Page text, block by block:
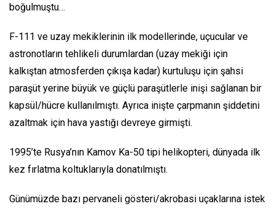
boğulmuştu…
F-111 ve uzay mekiklerinin ilk modellerinde, uçucular ve
astronotların tehlikeli durumlardan (uzay mekiği için
kalkıştan atmosferden çıkışa kadar) kurtuluşu için şahsi
paraşüt yerine büyük ve güçlü paraşütlerle inişi sağlanan bir
kapsül/hücre kullanılmıştı. Ayrıca inişte çarpmanın şiddetini
azaltmak için hava yastığı devreye girmişti.
1995’te Rusya’nın Kamov Ka-50 tipi helikopteri, dünyada ilk
kez fırlatma koltuklarıyla donatılmıştı.
Günümüzde bazı pervaneli gösteri/akrobasi uçaklarına istek